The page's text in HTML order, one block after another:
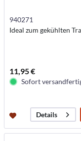
940271
Ideal zum gekühlten
11,95 €
Sofort
Details